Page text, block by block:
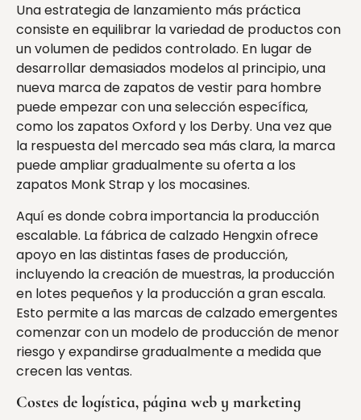
Una estrategia de lanzamiento más práctica
consiste en equilibrar la variedad de productos con
un volumen de pedidos controlado. En lugar de
desarrollar demasiados modelos al principio, una
nueva marca de zapatos de vestir para hombre
puede empezar con una selección específica,
como los zapatos Oxford y los Derby. Una vez que
la respuesta del mercado sea más clara, la marca
puede ampliar gradualmente su oferta a los
zapatos Monk Strap y los mocasines.
Aquí es donde cobra importancia la producción
escalable. La fábrica de calzado Hengxin ofrece
apoyo en las distintas fases de producción,
incluyendo la creación de muestras, la producción
en lotes pequeños y la producción a gran escala.
Esto permite a las marcas de calzado emergentes
comenzar con un modelo de producción de menor
riesgo y expandirse gradualmente a medida que
crecen las ventas.
Costes de logística, página web y marketing